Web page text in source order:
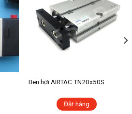
Ben hơi AIRTAC TN20x50S
Đặt hàng